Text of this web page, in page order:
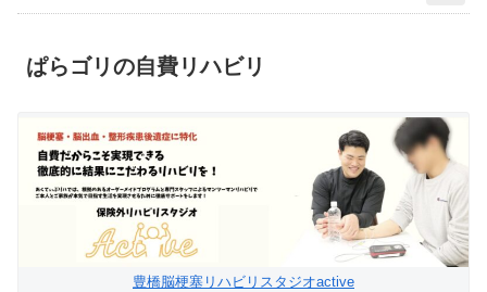
ぱらゴリの自費リハビリ
豊橋脳梗塞リハビリスタジオactive